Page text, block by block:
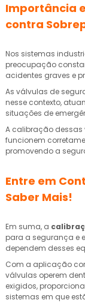
Importância
contra
Nos sistemas
preocupação
acidentes graves e
As válvulas de
nesse contexto,
situações de
A calibração dessas
funcionem
promovendo a
Entre em
Saber Mais!
Em suma, a
para a segurança e
dependem desses
Com a aplicação
válvulas operem
exigidos,
sistemas em que